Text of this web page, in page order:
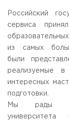
Работа с
Контакты
системе ВО
Федеральное
Сведения об
ЗАКАЗАТЬ
пгт. Черкизово,
ТЕЛЕФОНЫ
+7 (495) 940 83
Российский
сервиса
из самых
были
реализуемые
интересных
подготовки.
Мы рады